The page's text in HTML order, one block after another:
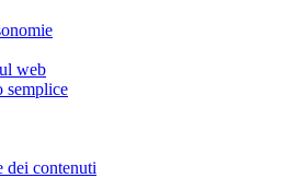
web
semplice
dei contenuti